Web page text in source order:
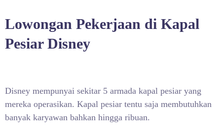
Lowongan Pekerjaan di Kapal
Pesiar Disney
Disney mempunyai sekitar 5 armada kapal pesiar yang
mereka operasikan. Kapal pesiar tentu saja membutuhkan
banyak karyawan bahkan hingga ribuan.